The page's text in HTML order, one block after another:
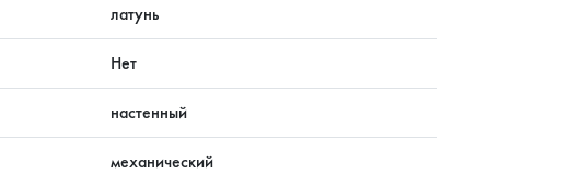
латунь
Нет
настенный
механический